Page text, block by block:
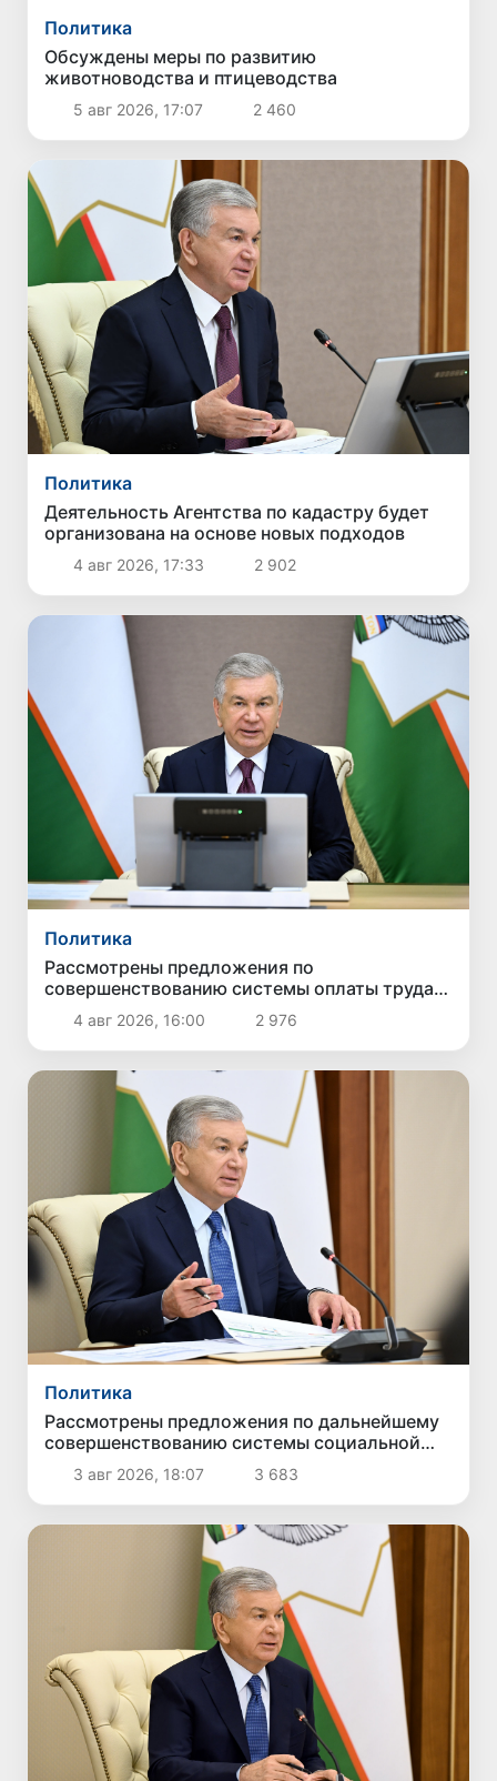
Политика
Обсуждены меры по развитию
животноводства и птицеводства
5 авг 2026, 17:07 2 460
Политика
Деятельность Агентства по кадастру будет
организована на основе новых подходов
4 авг 2026, 17:33 2 902
Политика
Рассмотрены предложения по
совершенствованию системы оплаты труда
государственных служащих
4 авг 2026, 16:00 2 976
Политика
Рассмотрены предложения по дальнейшему
совершенствованию системы социальной
защиты
3 авг 2026, 18:07 3 683